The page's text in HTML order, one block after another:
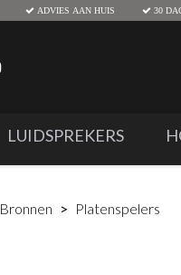
ADVIES AAN HUIS 30
LUIDSPREKERS
Bronnen Platenspelers